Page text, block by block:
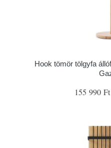
Hook tömör tölgyfa
155 990 Ft